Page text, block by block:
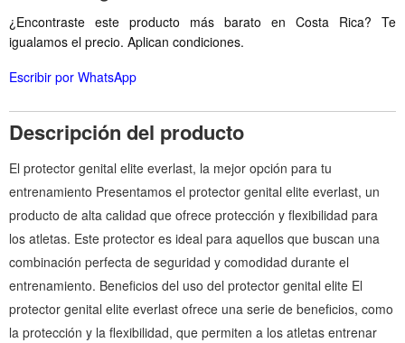
¿Encontraste este producto más barato en Costa Rica? Te
igualamos el precio. Aplican condiciones.
Escribir por WhatsApp
Descripción del producto
El protector genital elite everlast, la mejor opción para tu
entrenamiento Presentamos el protector genital elite everlast, un
producto de alta calidad que ofrece protección y flexibilidad para
los atletas. Este protector es ideal para aquellos que buscan una
combinación perfecta de seguridad y comodidad durante el
entrenamiento. Beneficios del uso del protector genital elite El
protector genital elite everlast ofrece una serie de beneficios, como
la protección y la flexibilidad, que permiten a los atletas entrenar